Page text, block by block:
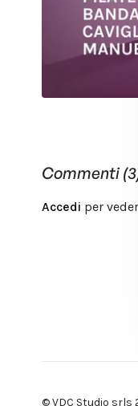
Commenti (3
Accedi per
© VDC Studio srls